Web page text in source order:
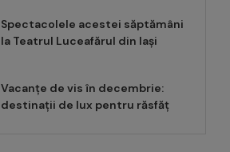
Spectacolele acestei săptămâni
la Teatrul Luceafărul din Iași
Vacanțe de vis în decembrie:
destinații de lux pentru răsfăț